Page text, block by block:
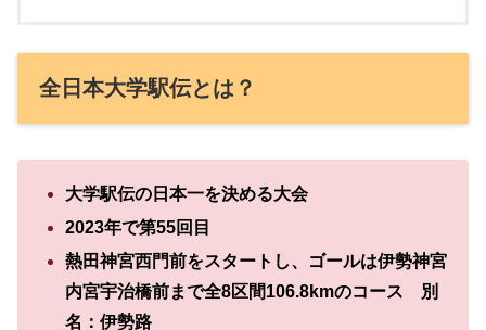
全日本大学駅伝とは？
大学駅伝の日本一を決める大会
2023年で第55回目
熱田神宮西門前をスタートし、ゴールは伊勢神宮
内宮宇治橋前まで全8区間106.8kmのコース 別
名：伊勢路